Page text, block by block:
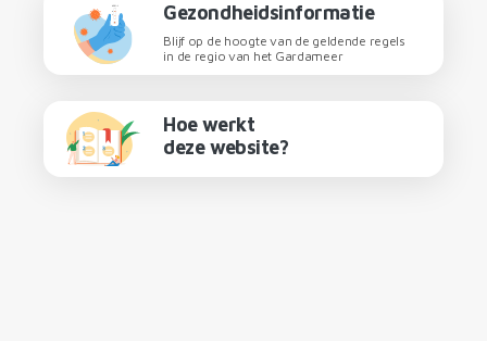
Gezondheidsinformatie
Blijf op de hoogte van de geldende regels
in de regio van het Gardameer
Hoe werkt
deze website?